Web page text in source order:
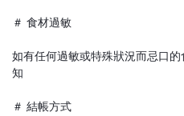
＃ 食材過敏
如有任何過敏或特殊狀況而忌口
知
＃ 結帳方式